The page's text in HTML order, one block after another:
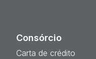
Consórcio
Carta de crédito